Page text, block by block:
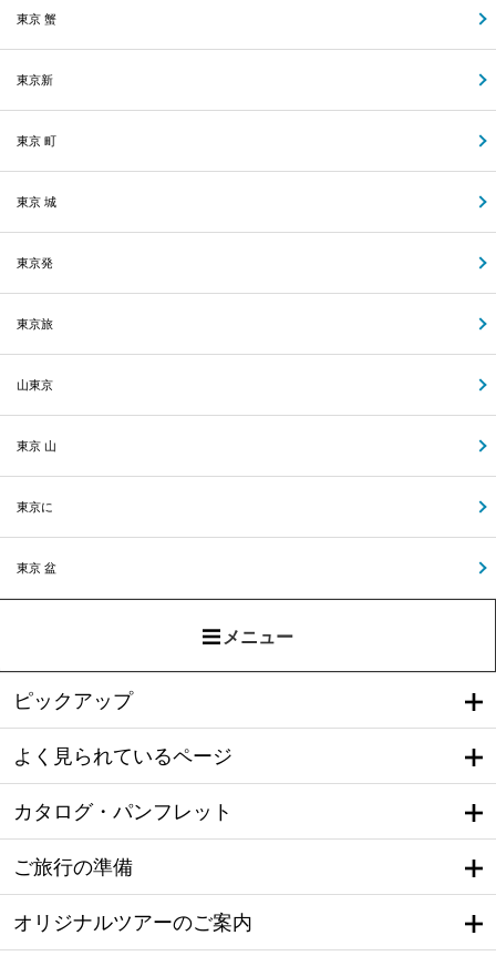
東京 蟹
東京新
東京 町
東京 城
東京発
東京旅
山東京
東京 山
東京に
東京 盆
メニュー
ピックアップ
よく見られているページ
カタログ・パンフレット
ご旅行の準備
オリジナルツアーのご案内